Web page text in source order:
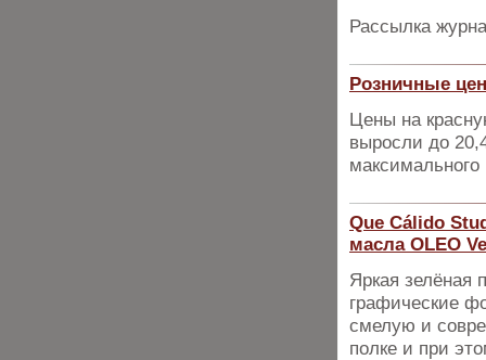
Рассылка
Розничные
Цены на
выросли до
Que Cálido
масла OLEO
Яркая зелёная
графические
смелую и
полке и при